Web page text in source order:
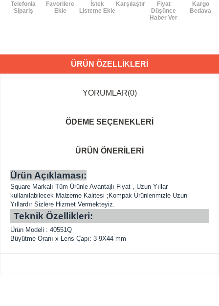
Telefonla
Sipariş
Favorilere
Ekle
İstek
Listeme Ekle
Karşılaştır
Fiyat
Düşünce
Haber Ver
Kargo
Bedava
ÜRÜN ÖZELLIKLERI
YORUMLAR(0)
ÖDEME SEÇENEKLERI
ÜRÜN ÖNERILERI
Ürün Açıklaması:
Square Markalı Tüm Ürünle Avantajlı Fiyat , Uzun Yıllar
kullanılabilecek Malzeme Kalitesi ;Kompak Ürünlerimizle Uzun
Yıllardır Sizlere Hizmet Vermekteyiz.
Teknik Özellikleri:
Ürün Modeli : 40551Q
Büyütme Oranı x Lens Çapı: 3-9X44 mm